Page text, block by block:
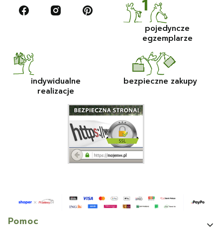
pojedyncze
egzemplarze
indywidualne
realizacje
bezpieczne zakupy
Linki w stopce
Pomoc